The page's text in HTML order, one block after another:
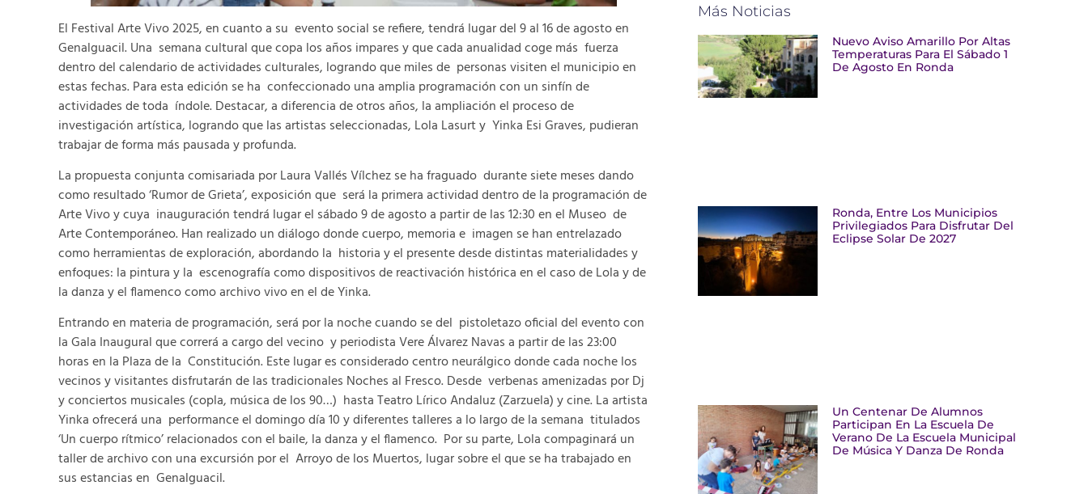
El Festival Arte Vivo 2025, en cuanto a su evento social se refiere, tendrá lugar del 9 al 16 de agosto en
Genalguacil. Una semana cultural que copa los años impares y que cada anualidad coge más fuerza
dentro del calendario de actividades culturales, logrando que miles de personas visiten el municipio en
estas fechas. Para esta edición se ha confeccionado una amplia programación con un sinfín de
actividades de toda índole. Destacar, a diferencia de otros años, la ampliación el proceso de
investigación artística, logrando que las artistas seleccionadas, Lola Lasurt y Yinka Esi Graves, pudieran
trabajar de forma más pausada y profunda.
La propuesta conjunta comisariada por Laura Vallés Vílchez se ha fraguado durante siete meses dando
como resultado ‘Rumor de Grieta’, exposición que será la primera actividad dentro de la programación de
Arte Vivo y cuya inauguración tendrá lugar el sábado 9 de agosto a partir de las 12:30 en el Museo de
Arte Contemporáneo. Han realizado un diálogo donde cuerpo, memoria e imagen se han entrelazado
como herramientas de exploración, abordando la historia y el presente desde distintas materialidades y
enfoques: la pintura y la escenografía como dispositivos de reactivación histórica en el caso de Lola y de
la danza y el flamenco como archivo vivo en el de Yinka.
Entrando en materia de programación, será por la noche cuando se del pistoletazo oficial del evento con
la Gala Inaugural que correrá a cargo del vecino y periodista Vere Álvarez Navas a partir de las 23:00
horas en la Plaza de la Constitución. Este lugar es considerado centro neurálgico donde cada noche los
vecinos y visitantes disfrutarán de las tradicionales Noches al Fresco. Desde verbenas amenizadas por Dj
y conciertos musicales (copla, música de los 90…) hasta Teatro Lírico Andaluz (Zarzuela) y cine. La artista
Yinka ofrecerá una performance el domingo día 10 y diferentes talleres a lo largo de la semana titulados
‘Un cuerpo rítmico’ relacionados con el baile, la danza y el flamenco. Por su parte, Lola compaginará un
taller de archivo con una excursión por el Arroyo de los Muertos, lugar sobre el que se ha trabajado en
sus estancias en Genalguacil.
Más Noticias
Nuevo Aviso Amarillo Por Altas
Temperaturas Para El Sábado 1
De Agosto En Ronda
Ronda, Entre Los Municipios
Privilegiados Para Disfrutar Del
Eclipse Solar De 2027
Un Centenar De Alumnos
Participan En La Escuela De
Verano De La Escuela Municipal
De Música Y Danza De Ronda